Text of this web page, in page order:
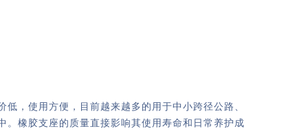
，使用方便，目前越来越多的用于中小跨径公路、
。橡胶支座的质量直接影响其使用寿命和日常养护成